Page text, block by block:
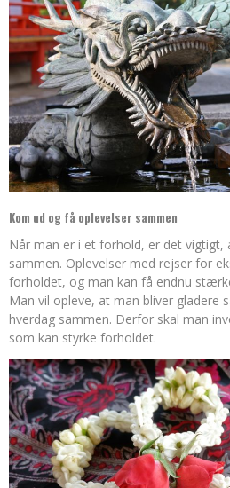
Kom ud og få oplevelser sammen
Når man er i et forhold, er det
sammen. Oplevelser med rejser for
forholdet, og man kan få endnu
Man vil opleve, at man bliver gladere
hverdag sammen. Derfor skal man
som kan styrke forholdet.